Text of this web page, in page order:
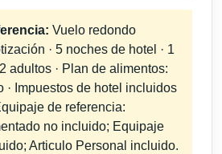
Vuelo redondo
· 5 noches de hotel · 1
adultos · Plan de alimentos:
· Impuestos de hotel incluidos
de referencia:
no incluido; Equipaje
Articulo Personal incluido.